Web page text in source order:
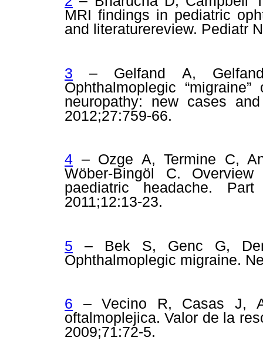
MRI findings in pediatric
and literaturereview. Pediatr
3 – Gelfand A,
Ophthalmoplegic
neuropathy: new cases
2012;27:759-66.
4 – Ozge A, Termine C,
Wöber-Bingöl C.
paediatric headache.
2011;12:13-23.
5 – Bek S, Genc G,
Ophthalmoplegic migraine.
6 – Vecino R, Casas J,
oftalmoplejica.Valor de la
2009;71:72-5.